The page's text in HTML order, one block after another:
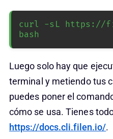
curl -sL https://
bash
Luego solo hay que
terminal y metiendo tus
puedes poner el
cómo se usa. Tienes
https://docs.cli.filen.io/.